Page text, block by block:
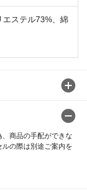
エステル73%、綿
商品の手配ができな
の際は別途ご案内を